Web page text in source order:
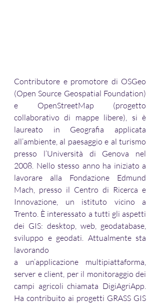
Contributore e promotore di OSGeo
(Open Source Geospatial Foundation)
e OpenStreetMap (progetto
collaborativo di mappe libere), si è
laureato in Geografia applicata
all’ambiente, al paesaggio e al turismo
presso l’Università di Genova nel
2008. Nello stesso anno ha iniziato a
lavorare alla Fondazione Edmund
Mach, presso il Centro di Ricerca e
Innovazione, un istituto vicino a
Trento. È interessato a tutti gli aspetti
dei GIS: desktop, web, geodatabase,
sviluppo e geodati. Attualmente sta
lavorando
a un’applicazione multipiattaforma,
server e client, per il monitoraggio dei
campi agricoli chiamata DigiAgriApp.
Ha contribuito ai progetti GRASS GIS